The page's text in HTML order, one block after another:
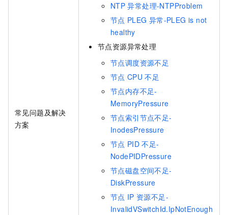
常见问题及解决
方案
NTP 异常处理-NTPProblem
节点 PLEG 异常-PLEG is not
healthy
节点资源异常处理
节点调度资源不足
节点 CPU 不足
节点内存不足-
MemoryPressure
节点索引节点不足-
InodesPressure
节点 PID 不足-
NodePIDPressure
节点磁盘空间不足-
DiskPressure
节点 IP 资源不足-
InvalidVSwitchId.IpNotEnough